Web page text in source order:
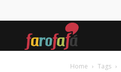
Home Tags